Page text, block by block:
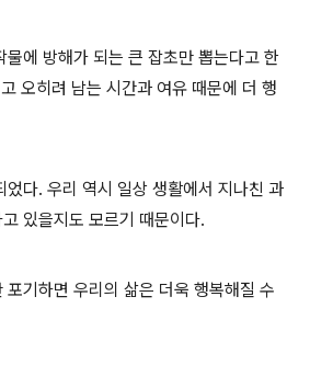
물에 방해가 되는 큰 잡초만 뽑는다고 한
오히려 남는 시간과 여유 때문에 더 행
었다. 우리 역시 일상 생활에서 지나친 과
있을지도 모르기 때문이다.
포기하면 우리의 삶은 더욱 행복해질 수